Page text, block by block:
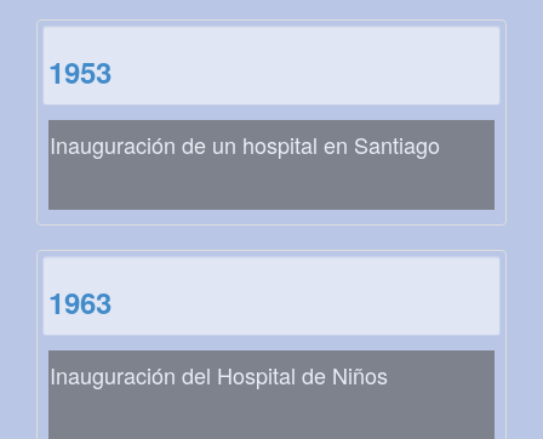
1953
Inauguración de un hospital en Santiago
1963
Inauguración del Hospital de Niños